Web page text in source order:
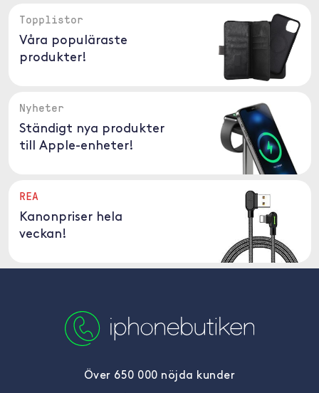
Topplistor
Våra populäraste
produkter!
Nyheter
Ständigt nya produkter
till Apple-enheter!
REA
Kanonpriser hela
veckan!
Över 650 000 nöjda kunder